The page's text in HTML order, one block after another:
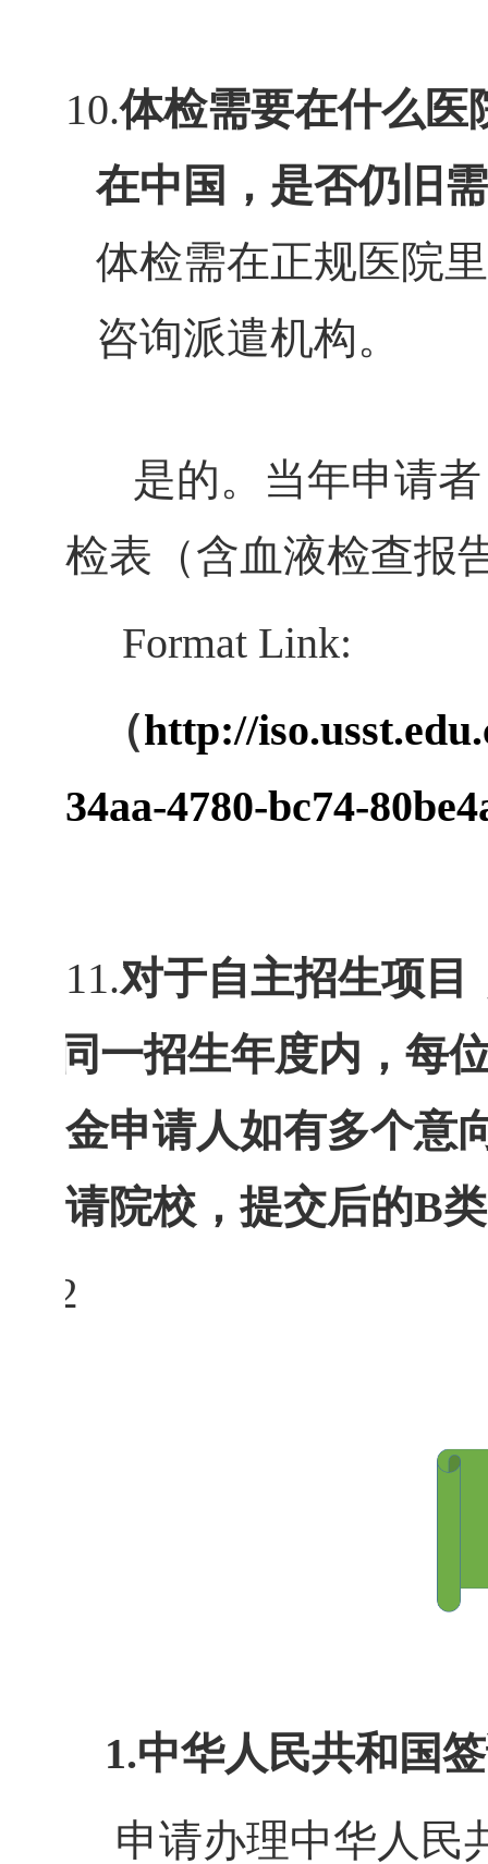
10.体检需要在什么医
在中国，是否仍旧
体检需在正规医院
咨询派遣机构。
是的。当年申请
检表（含血液检查报
Format Link:
（http://
34aa-4780-bc74-
11.对于自主招生项目
同一招生年度内，每
金申请人如有多个意
请院校，提交后的B
12
1.中华人民共和国
申请办理中华人民